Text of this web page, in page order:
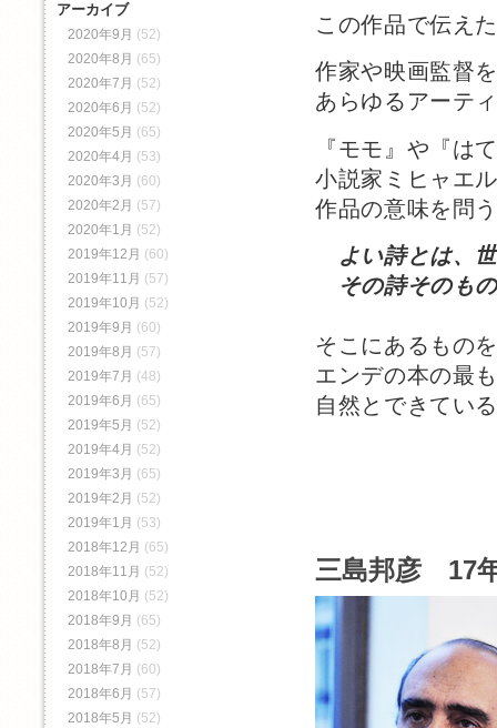
この作品で伝え
作家や映画監督
あらゆるアーテ
『モモ』や『は
小説家ミヒャエ
作品の意味を問
よい詩とは、
その詩そのも
そこにあるもの
エンデの本の最
自然とできてい
三島邦彦 17
アーカイブ
2020年9月 (52)
2020年8月 (65)
2020年7月 (52)
2020年6月 (52)
2020年5月 (65)
2020年4月 (53)
2020年3月 (60)
2020年2月 (57)
2020年1月 (52)
2019年12月 (60)
2019年11月 (57)
2019年10月 (52)
2019年9月 (60)
2019年8月 (57)
2019年7月 (48)
2019年6月 (65)
2019年5月 (52)
2019年4月 (52)
2019年3月 (65)
2019年2月 (52)
2019年1月 (53)
2018年12月 (65)
2018年11月 (52)
2018年10月 (52)
2018年9月 (65)
2018年8月 (52)
2018年7月 (60)
2018年6月 (57)
2018年5月 (52)